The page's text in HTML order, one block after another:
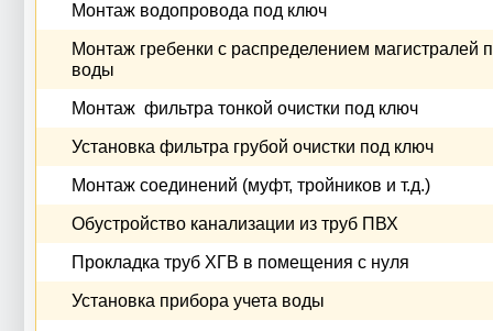
Монтаж водопровода под ключ
Монтаж гребенки с распределением магистралей
воды
Монтаж фильтра тонкой очистки под ключ
Установка фильтра грубой очистки под ключ
Монтаж соединений (муфт, тройников и т.д.)
Обустройство канализации из труб ПВХ
Прокладка труб ХГВ в помещения с нуля
Установка прибора учета воды